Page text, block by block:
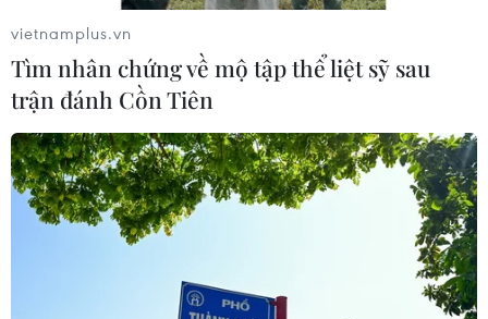
mây đối lưu đang phát triển trên khu vực phía Tây Nam
của thành phố Hà Nội.
vietnamplus.vn
Tìm nhân chứng về mộ tập thể liệt sỹ sau
trận đánh Cồn Tiên